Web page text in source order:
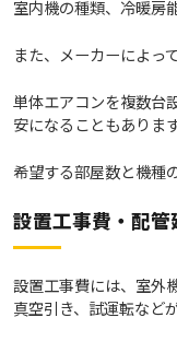
室内機の種類、冷暖房
また、メーカーによっ
単体エアコンを複数台
安になることもあります
希望する部屋数と機種
設置工事費・配
設置工事費には、室外
真空引き、試運転など